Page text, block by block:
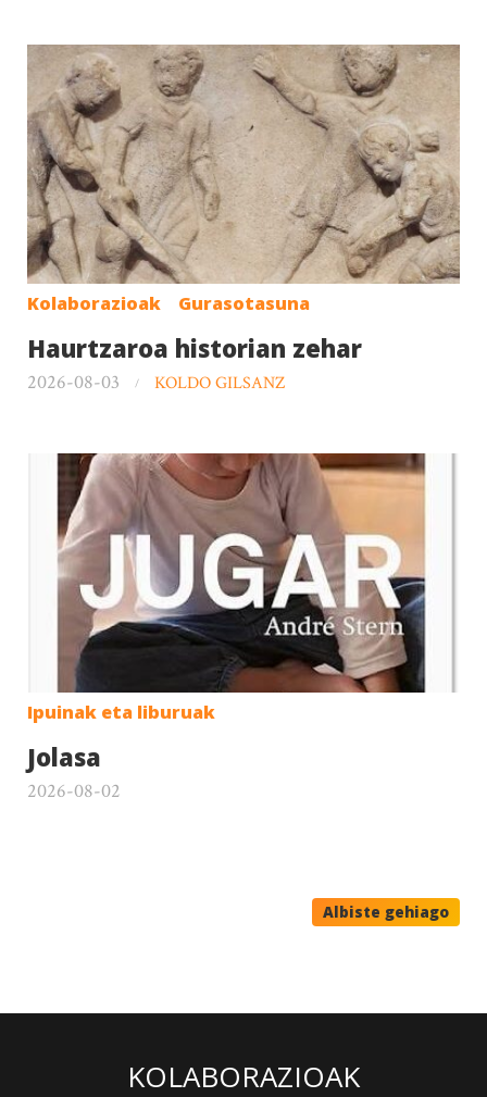
Gurasotasuna
Kolaborazioak
Haurtzaroa historian zehar
2026-08-03 KOLDO GILSANZ
Ipuinak eta liburuak
Jolasa
2026-08-02
Albiste gehiago
KOLABORAZIOAK